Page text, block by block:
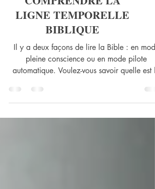
COMPRENDRE LA
LIGNE TEMPORELLE
BIBLIQUE
Il y a deux façons de lire la Bible : en mode
automatique. Voulez-vous savoir quelle est la
différence..